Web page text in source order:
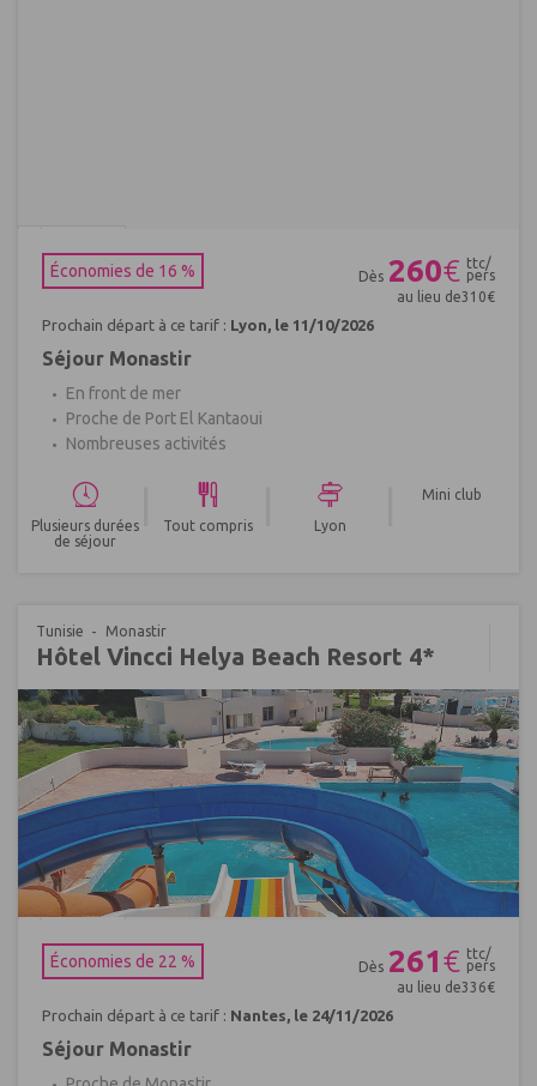
Économies de 16 %
Dès 260€ ttc/
pers
au lieu de310€
Prochain départ à ce tarif : Lyon, le 11/10/2026
Séjour Monastir
En front de mer
Proche de Port El Kantaoui
Nombreuses activités
Plusieurs durées
de séjour
Tout compris Lyon
Mini club
Tunisie Monastir
Hôtel Vincci Helya Beach Resort 4*
Économies de 22 %
Dès 261€ ttc/
pers
au lieu de336€
Prochain départ à ce tarif : Nantes, le 24/11/2026
Séjour Monastir